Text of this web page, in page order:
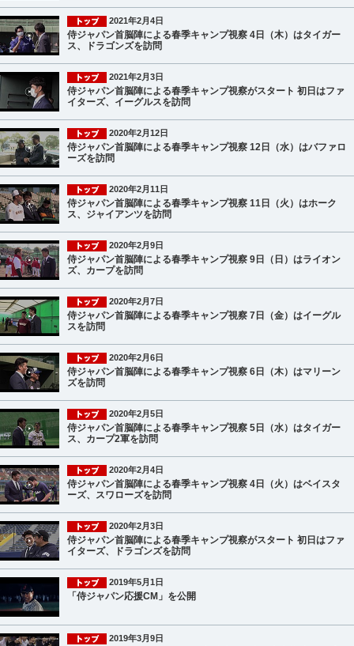
2021年2月4日
侍ジャパン首脳陣による春季キャンプ視察 4日（木）はタイガー
ス、ドラゴンズを訪問
2021年2月3日
侍ジャパン首脳陣による春季キャンプ視察がスタート 初日はファ
イターズ、イーグルスを訪問
2020年2月12日
侍ジャパン首脳陣による春季キャンプ視察 12日（水）はバファロ
ーズを訪問
2020年2月11日
侍ジャパン首脳陣による春季キャンプ視察 11日（火）はホーク
ス、ジャイアンツを訪問
2020年2月9日
侍ジャパン首脳陣による春季キャンプ視察 9日（日）はライオン
ズ、カープを訪問
2020年2月7日
侍ジャパン首脳陣による春季キャンプ視察 7日（金）はイーグル
スを訪問
2020年2月6日
侍ジャパン首脳陣による春季キャンプ視察 6日（木）はマリーン
ズを訪問
2020年2月5日
侍ジャパン首脳陣による春季キャンプ視察 5日（水）はタイガー
ス、カープ2軍を訪問
2020年2月4日
侍ジャパン首脳陣による春季キャンプ視察 4日（火）はベイスタ
ーズ、スワローズを訪問
2020年2月3日
侍ジャパン首脳陣による春季キャンプ視察がスタート 初日はファ
イターズ、ドラゴンズを訪問
2019年5月1日
「侍ジャパン応援CM」を公開
2019年3月9日